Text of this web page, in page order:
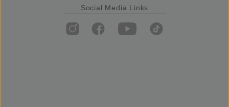
Social Media Links